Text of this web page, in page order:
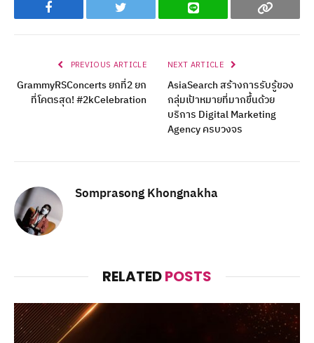
Facebook Twitter Line Copy
PREVIOUS ARTICLE
GrammyRSConcerts ยกที่2 ยก
ที่โคตรสุด! #2kCelebration
NEXT ARTICLE
AsiaSearch สร้างการรับรู้ของ
กลุ่มเป้าหมายที่มากขึ้นด้วย
บริการ Digital Marketing
Agency ครบวงจร
Somprasong Khongnakha
RELATEDPOSTS